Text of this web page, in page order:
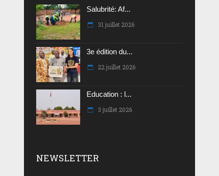
Salubrité: Af...
31 juillet 2026
3e édition du...
22 juillet 2026
Education : l...
3 juillet 2026
NEWSLETTER